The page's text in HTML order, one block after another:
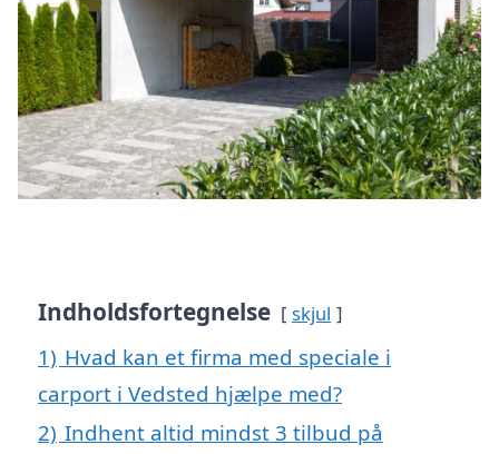
Indholdsfortegnelse skjul
1) Hvad kan et firma med speciale i
carport i Vedsted hjælpe med?
2) Indhent altid mindst 3 tilbud på